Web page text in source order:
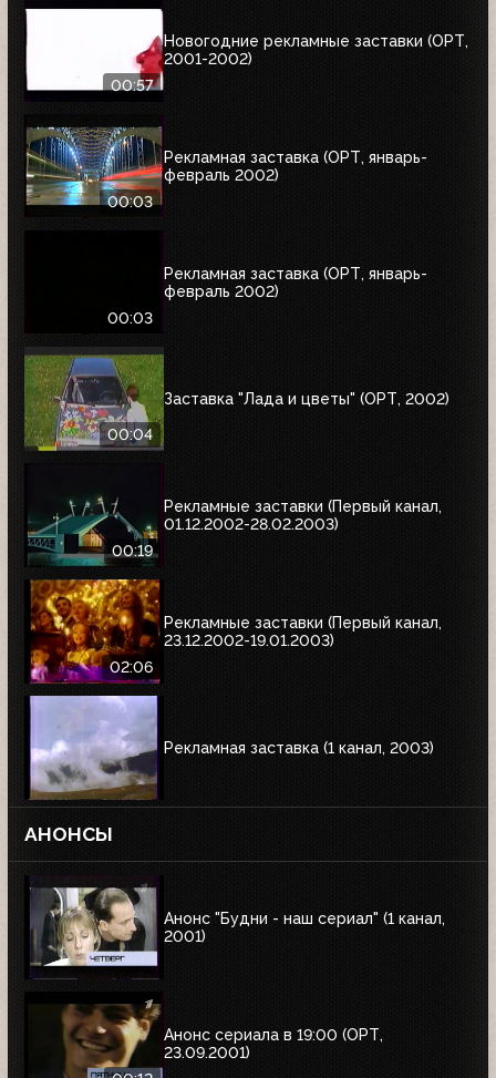
00:57
Новогодние рекламные заставки (ОРТ,
2001-2002)
00:03
Рекламная заставка (ОРТ, январь-
февраль 2002)
00:03
Рекламная заставка (ОРТ, январь-
февраль 2002)
00:04
Заставка "Лада и цветы" (ОРТ, 2002)
00:19
Рекламные заставки (Первый канал,
01.12.2002-28.02.2003)
02:06
Рекламные заставки (Первый канал,
23.12.2002-19.01.2003)
Рекламная заставка (1 канал, 2003)
АНОНСЫ
Анонс "Будни - наш сериал" (1 канал,
2001)
Анонс сериала в 19:00 (ОРТ,
23.09.2001)